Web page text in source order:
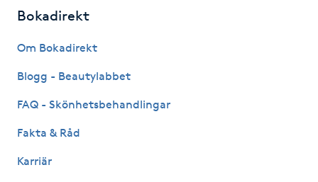
Medial vägledning
Medicinsk massage
Meditation
Medium
Megavolymfransar
Bokadirekt
Om Bokadirekt
Blogg - Beautylabbet
FAQ - Skönhetsbehandlingar
Fakta & Råd
Karriär